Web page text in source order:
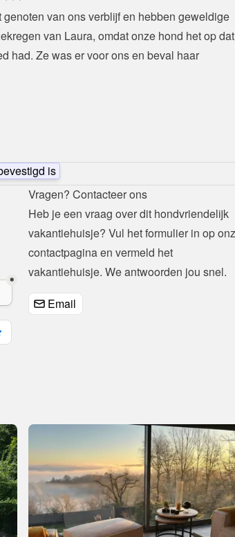
genoten van ons verblijf en hebben geweldige
van Laura, omdat onze hond het op dat
had. Ze was er voor ons en beval haar
is
Vragen? Contacteer ons
Heb je een vraag over dit hondvriendelijk
contactpagina en vermeld het
vakantiehuisje. We antwoorden jou snel.
Email